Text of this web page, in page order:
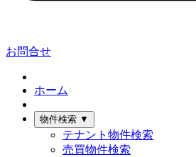
お問合せ
ホーム
物件検索 ▼
テナント物件検索
売買物件検索